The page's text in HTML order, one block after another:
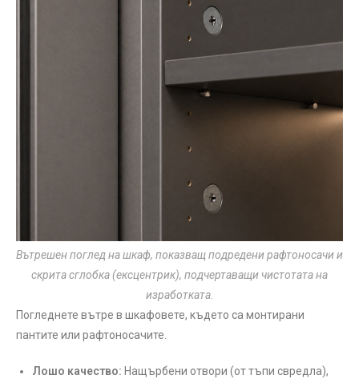
Вътрешен поглед на шкаф, показващ подредени рафтоносачи и
скрита сглобка (ексцентрик), подчертаващи чистотата на
изработката.
Погледнете вътре в шкафовете, където са монтирани
пантите или рафтоносачите.
Лошо качество: Нащърбени отвори (от тъпи свредла),